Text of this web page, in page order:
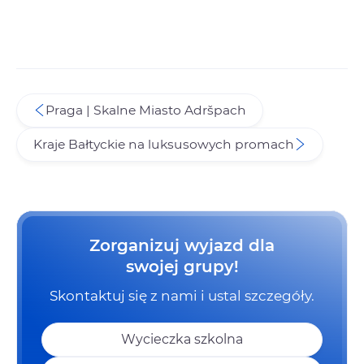
Praga | Skalne Miasto Adršpach
Kraje Bałtyckie na luksusowych promach
Zorganizuj wyjazd dla
swojej grupy!
Skontaktuj się z nami i ustal szczegóły.
Wycieczka szkolna